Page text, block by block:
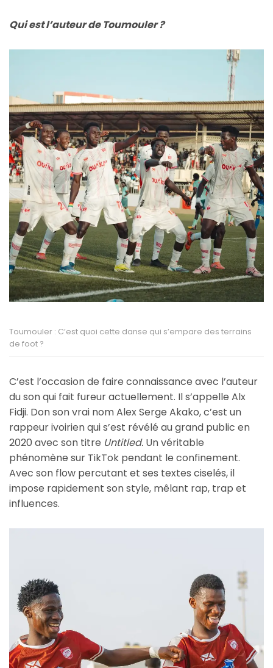
Qui est l’auteur de Toumouler ?
Toumouler : C’est quoi cette danse qui s’empare des terrains
de foot ?
C’est l’occasion de faire connaissance avec l’auteur
du son qui fait fureur actuellement. Il s’appelle Alx
Fidji. Don son vrai nom Alex Serge Akako, c’est un
rappeur ivoirien qui s’est révélé au grand public en
2020 avec son titre Untitled. Un véritable
phénomène sur TikTok pendant le confinement.
Avec son flow percutant et ses textes ciselés, il
impose rapidement son style, mêlant rap, trap et
influences.